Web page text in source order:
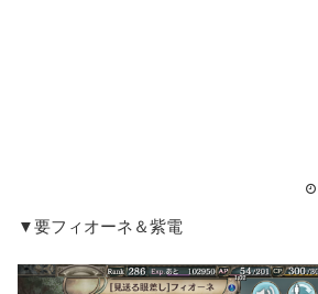
▼要フィオーネ＆紫電